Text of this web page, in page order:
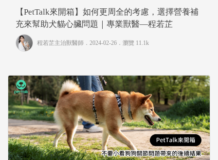
【PetTalk來開箱】如何更周全的考慮，選擇營養補
充來幫助犬貓心臟問題｜專業獸醫—程若芷
程若芷主治獸醫師 ．2024-02-26． 瀏覽 11.1k